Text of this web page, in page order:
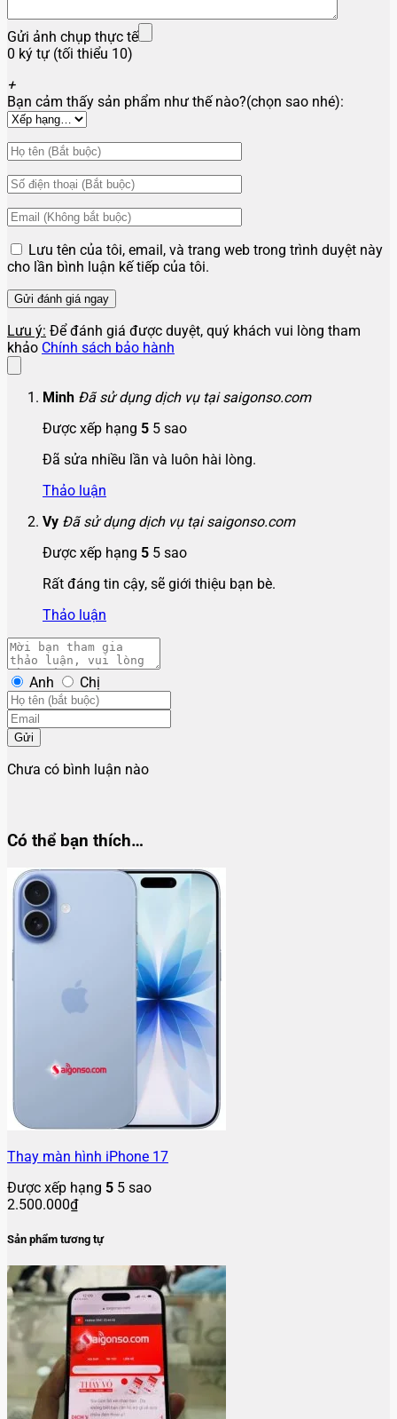
Gửi ảnh chụp thực tế
0 ký tự (tối thiểu 10)
+
Bạn cảm thấy sản phẩm như thế nào?(chọn sao nhé):
Lưu tên của tôi, email, và trang web trong trình duyệt này
cho lần bình luận kế tiếp của tôi.
Lưu ý: Để đánh giá được duyệt, quý khách vui lòng tham
khảo Chính sách bảo hành
Minh Đã sử dụng dịch vụ tại saigonso.com
Được xếp hạng 5 5 sao
Đã sửa nhiều lần và luôn hài lòng.
Thảo luận
Vy Đã sử dụng dịch vụ tại saigonso.com
Được xếp hạng 5 5 sao
Rất đáng tin cậy, sẽ giới thiệu bạn bè.
Thảo luận
Anh Chị
Gửi
Chưa có bình luận nào
Có thể bạn thích…
Thay màn hình iPhone 17
Được xếp hạng 5 5 sao
2.500.000₫
Sản phẩm tương tự